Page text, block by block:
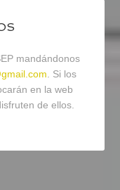
mandándonos
. Si los
en la web
de ellos.